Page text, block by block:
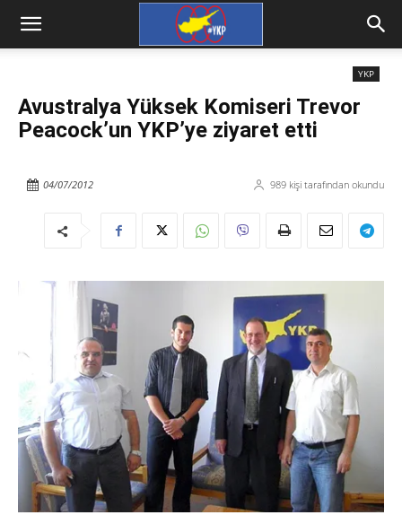
YKP
Avustralya Yüksek Komiseri Trevor
Peacock’un YKP’ye ziyaret etti
989 kişi tarafından okundu
04/07/2012